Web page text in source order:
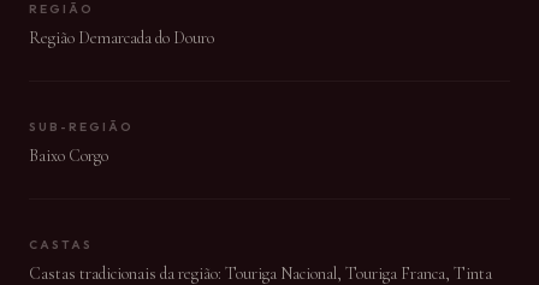
REGIÃO
Região Demarcada do Douro
SUB-REGIÃO
Baixo Corgo
CASTAS
Castas tradicionais da região: Touriga Nacional, Touriga Franca, Tinta